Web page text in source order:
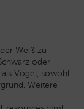
Weiß zu
oder
Vogel, sowohl
Weitere